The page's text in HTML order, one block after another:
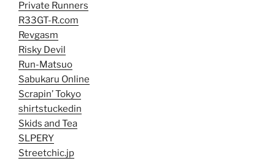
Private Runners
R33GT-R.com
Revgasm
Risky Devil
Run-Matsuo
Sabukaru Online
Scrapin’ Tokyo
shirtstuckedin
Skids and Tea
SLPERY
Streetchic.jp